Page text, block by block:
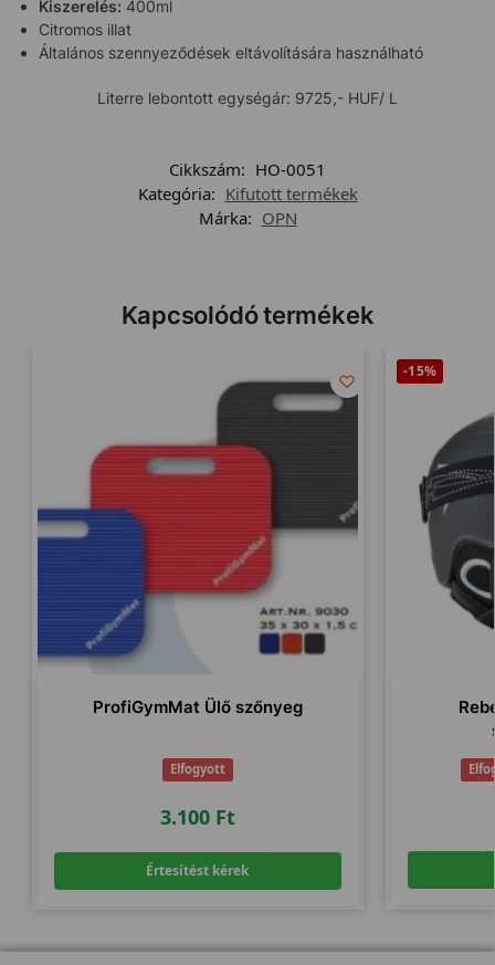
Kiszerelés: 400ml
Citromos illat
Általános szennyeződések eltávolítására használható
Literre lebontott egységár: 9725,- HUF/ L
Cikkszám: HO-0051
Kategória: Kifutott termékek
Márka: OPN
Kapcsolódó termékek
ProfiGymMat Ülő szőnyeg
Elfogyott
3.100 Ft
Értesítést kérek
-15%